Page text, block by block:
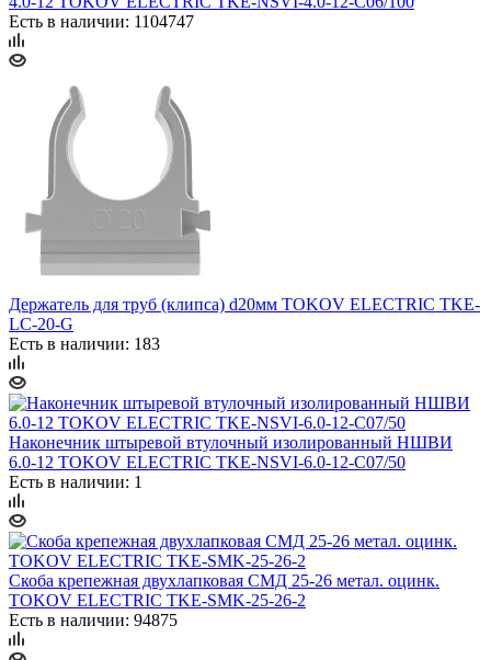
Есть в наличии: 1104747
Держатель для труб (клипса) d20мм TOKOV ELECTRIC TKE-
LC-20-G
Есть в наличии: 183
Наконечник штыревой втулочный изолированный НШВИ
6.0-12 TOKOV ELECTRIC TKE-NSVI-6.0-12-C07/50
Есть в наличии: 1
Скоба крепежная двухлапковая СМД 25-26 метал. оцинк.
TOKOV ELECTRIC TKE-SMK-25-26-2
Есть в наличии: 94875